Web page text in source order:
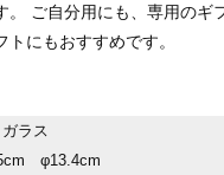
。 ご自分用にも、専用のギ
トにもおすすめです。
ラス
φ13.4cm